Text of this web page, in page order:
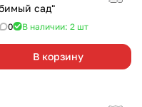
сад"
0 В наличии: 2 шт
В корзину